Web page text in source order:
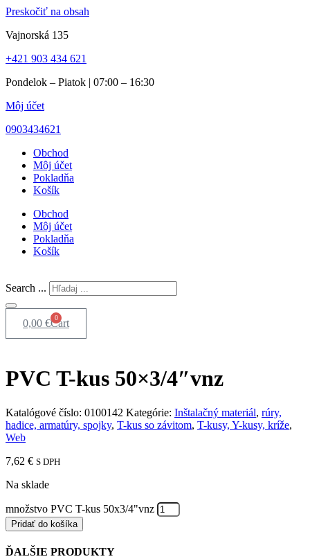
Preskočiť na obsah
Vajnorská 135
+421 903 434 621
Pondelok – Piatok | 07:00 – 16:30
Môj účet
0903434621
Obchod
Môj účet
Pokladňa
Košík
Obchod
Môj účet
Pokladňa
Košík
Search ...
0,00 € 0
Cart
PVC T-kus 50×3/4″vnz
Katalógové číslo: 0100142 Kategórie: Inštalačný materiál, rúry,
hadice, armatúry, spojky, T-kus so závitom, T-kusy, Y-kusy, kríže,
Web
7,62 € S DPH
Na sklade
množstvo PVC T-kus 50x3/4"vnz
Pridať do košíka
ĎALŠIE PRODUKTY